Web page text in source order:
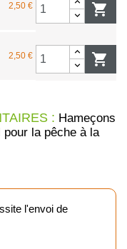
2,50 € 
2,50 € 
: Hameçons
la pêche à la
l'envoi de